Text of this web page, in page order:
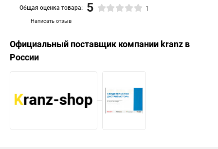
Написать отзыв
Общая оценка товара: 5 1
Официальный поставщик компании kranz в
России